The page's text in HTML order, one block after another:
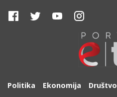
Politika Ekonomija Društvo